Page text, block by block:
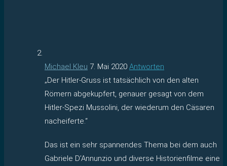
Michael Kleu 7. Mai 2020 Antworten
„Der Hitler-Gruss ist tatsächlich von den alten
Römern abgekupfert, genauer gesagt von dem
Hitler-Spezi Mussolini, der wiederum den Cäsaren
nacheiferte.“
Das ist ein sehr spannendes Thema bei dem auch
Gabriele D’Annunzio und diverse Historienfilme eine